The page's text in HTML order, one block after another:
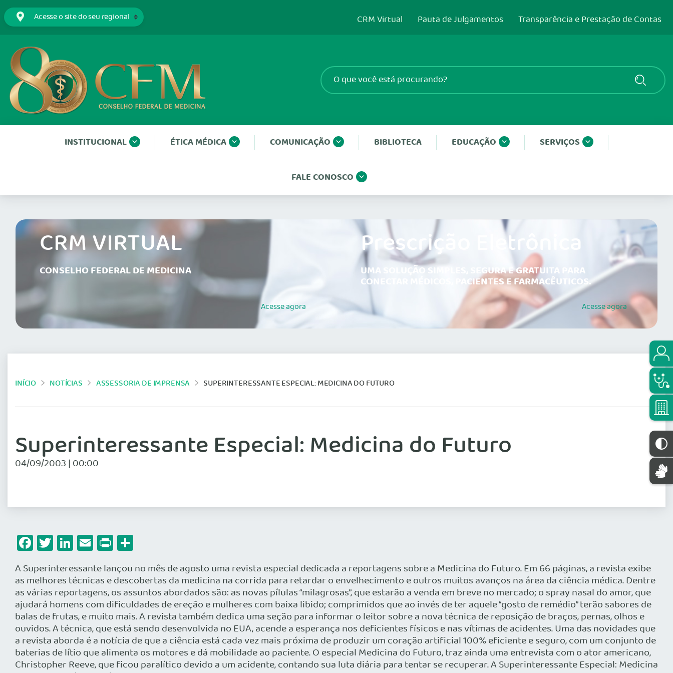
CRM Virtual Pauta de Julgamentos Transparência e Prestação de Contas
INSTITUCIONAL ÉTICA MÉDICA COMUNICAÇÃO BIBLIOTECA EDUCAÇÃO SERVIÇOS
FALE CONOSCO
CRM VIRTUAL
CONSELHO FEDERAL DE MEDICINA
Acesseagora
Prescrição Eletrônica
UMA SOLUÇÃO SIMPLES, SEGURA E GRATUITA PARA
CONECTAR MÉDICOS, PACIENTES E FARMACÊUTICOS.
Acesseagora
INÍCIO NOTÍCIAS ASSESSORIA DE IMPRENSA SUPERINTERESSANTE ESPECIAL: MEDICINA DO FUTURO
Superinteressante Especial: Medicina do Futuro
04/09/2003 | 00:00
Facebook
Twitter
LinkedIn
Email
Print
A Superinteressante lançou no mês de agosto uma revista especial dedicada a reportagens sobre a Medicina do Futuro. Em 66 páginas, a revista exibe
as melhores técnicas e descobertas da medicina na corrida para retardar o envelhecimento e outros muitos avanços na área da ciência médica. Dentre
as várias reportagens, os assuntos abordados são: as novas pílulas “milagrosas”, que estarão a venda em breve no mercado; o spray nasal do amor, que
ajudará homens com dificuldades de ereção e mulheres com baixa libido; comprimidos que ao invés de ter aquele “gosto de remédio” terão sabores de
balas de frutas, e muito mais. A revista também dedica uma seção para informar o leitor sobre a nova técnica de reposição de braços, pernas, olhos e
ouvidos. A técnica, que está sendo desenvolvida no EUA, acende a esperança nos deficientes físicos e nas vítimas de acidentes. Uma das novidades que
a revista aborda é a notícia de que a ciência está cada vez mais próxima de produzir um coração artificial 100% eficiente e seguro, com um conjunto de
baterias de lítio que alimenta os motores e dá mobilidade ao paciente. O especial Medicina do Futuro, traz ainda uma entrevista com o ator americano,
Christopher Reeve, que ficou paralítico devido a um acidente, contando sua luta diária para tentar se recuperar. A Superinteressante Especial: Medicina